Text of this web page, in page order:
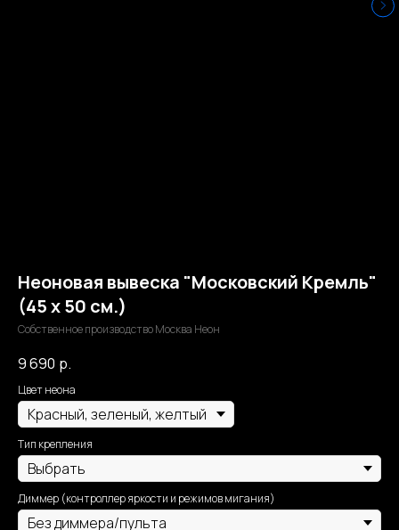
Неоновая вывеска "Московский Кремль"
(45 х 50 см.)
Собственное производство Москва Неон
9 690 р.
Цвет неона
Тип крепления
Диммер (контроллер яркости и режимов мигания)